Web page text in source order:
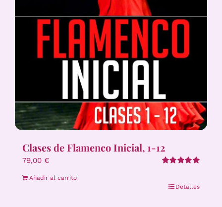
Clases de Flamenco Inicial, 1-12
79,00 €
Añadir al carrito
Detalles